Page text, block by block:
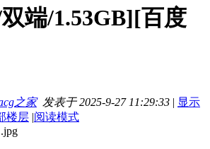
端/1.53GB][百度
之家发表于 2025-9-27 11:29:33 | 显示
楼层 |阅读模式